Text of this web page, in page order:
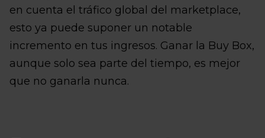
en cuenta el tráfico global del marketplace,
esto ya puede suponer un notable
incremento en tus ingresos. Ganar la Buy Box,
aunque solo sea parte del tiempo, es mejor
que no ganarla nunca.